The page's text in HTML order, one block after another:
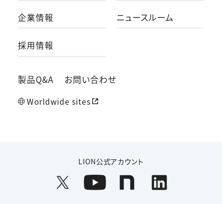
企業情報 ニュースルーム
採用情報
製品Q&A お問い合わせ
Worldwide sites
LION公式アカウント